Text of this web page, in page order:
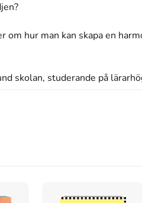
hur man kan skapa en
skolan, studerande på
år arbetat tillsammans med
inte med begagnade böcker